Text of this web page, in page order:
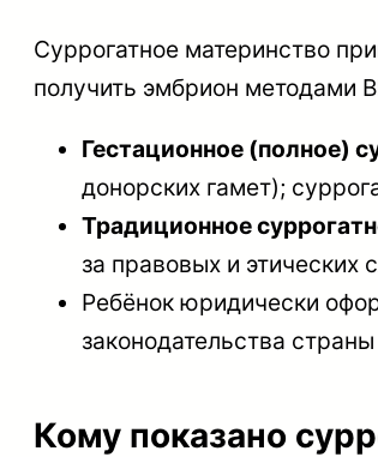
Суррогатное материнство
получить эмбрион методами
Гестационное (полное)
донорских гамет);
Традиционное
за правовых и этических
Ребёнок юридически
законодательства страны
Кому показано